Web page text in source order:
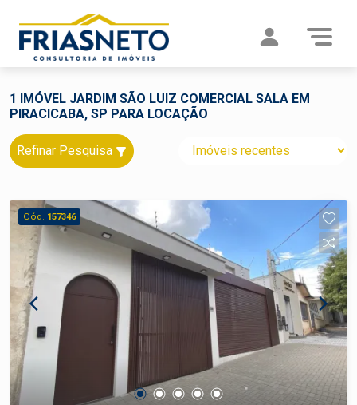
1 IMÓVEL JARDIM SÃO LUIZ COMERCIAL SALA EM
PIRACICABA, SP PARA LOCAÇÃO
Refinar Pesquisa
Cód. 157346